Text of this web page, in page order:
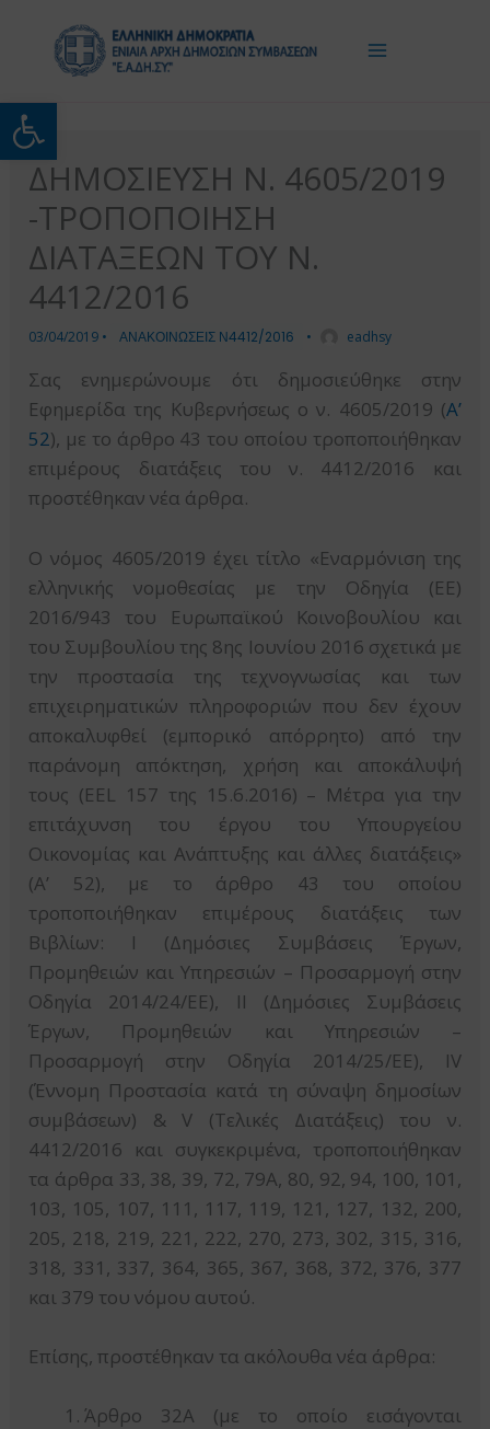
Ανοίξτε τη γραμμή
περιεχόμενο
ΔΗΜΟΣΙΕΥΣΗ Ν. 4605/2019
-ΤΡΟΠΟΠΟΙΗΣΗ
ΔΙΑΤΑΞΕΩΝ ΤΟΥ Ν.
4412/2016
03/04/2019 • ΑΝΑΚΟΙΝΩΣΕΙΣ Ν4412/2016 • eadhsy
Σας ενημερώνουμε ότι δημοσιεύθηκε στην
Εφημερίδα της Κυβερνήσεως ο ν. 4605/2019 (Α’
52), με το άρθρο 43 του οποίου τροποποιήθηκαν
επιμέρους διατάξεις του ν. 4412/2016 και
προστέθηκαν νέα άρθρα.
Ο νόμος 4605/2019 έχει τίτλο «Εναρμόνιση της
ελληνικής νομοθεσίας με την Οδηγία (ΕΕ)
2016/943 του Ευρωπαϊκού Κοινοβουλίου και
του Συμβουλίου της 8ης Ιουνίου 2016 σχετικά με
την προστασία της τεχνογνωσίας και των
επιχειρηματικών πληροφοριών που δεν έχουν
αποκαλυφθεί (εμπορικό απόρρητο) από την
παράνομη απόκτηση, χρήση και αποκάλυψή
τους (EEL 157 της 15.6.2016) – Μέτρα για την
επιτάχυνση του έργου του Υπουργείου
Οικονομίας και Ανάπτυξης και άλλες διατάξεις»
(Α’ 52), με το άρθρο 43 του οποίου
τροποποιήθηκαν επιμέρους διατάξεις των
Βιβλίων: I (Δημόσιες Συμβάσεις Έργων,
Προμηθειών και Υπηρεσιών – Προσαρμογή στην
Οδηγία 2014/24/ΕΕ), ΙΙ (Δημόσιες Συμβάσεις
Έργων, Προμηθειών και Υπηρεσιών –
Προσαρμογή στην Οδηγία 2014/25/ΕΕ), IV
(Έννομη Προστασία κατά τη σύναψη δημοσίων
συμβάσεων) & V (Τελικές Διατάξεις) του ν.
4412/2016 και συγκεκριμένα, τροποποιήθηκαν
τα άρθρα 33, 38, 39, 72, 79Α, 80, 92, 94, 100, 101,
103, 105, 107, 111, 117, 119, 121, 127, 132, 200,
205, 218, 219, 221, 222, 270, 273, 302, 315, 316,
318, 331, 337, 364, 365, 367, 368, 372, 376, 377
και 379 του νόμου αυτού.
Επίσης, προστέθηκαν τα ακόλουθα νέα άρθρα:
Άρθρο 32Α (με το οποίο εισάγονται